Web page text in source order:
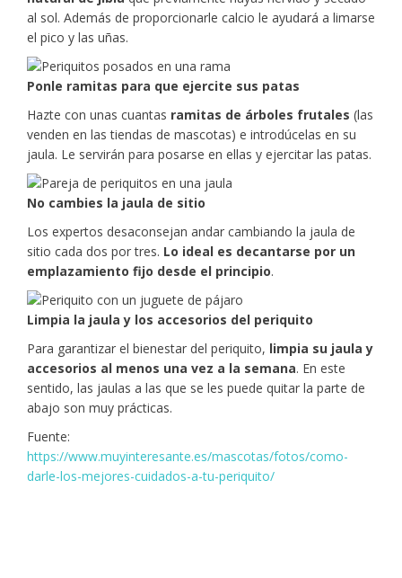
al sol. Además de proporcionarle calcio le ayudará a limarse
el pico y las uñas.
Ponle ramitas para que ejercite sus patas
Hazte con unas cuantas ramitas de árboles frutales (las
venden en las tiendas de mascotas) e introdúcelas en su
jaula. Le servirán para posarse en ellas y ejercitar las patas.
No cambies la jaula de sitio
Los expertos desaconsejan andar cambiando la jaula de
sitio cada dos por tres. Lo ideal es decantarse por un
emplazamiento fijo desde el principio.
Limpia la jaula y los accesorios del periquito
Para garantizar el bienestar del periquito, limpia su jaula y
accesorios al menos una vez a la semana. En este
sentido, las jaulas a las que se les puede quitar la parte de
abajo son muy prácticas.
Fuente:
https://www.muyinteresante.es/mascotas/fotos/como-
darle-los-mejores-cuidados-a-tu-periquito/